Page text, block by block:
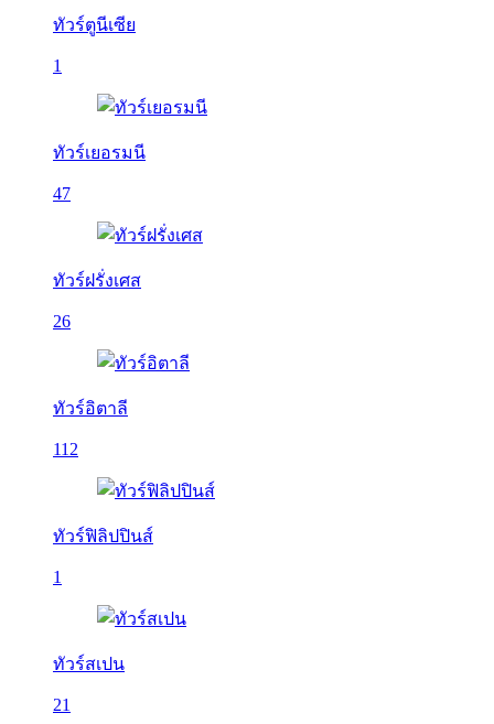
ทัวร์ตูนีเซีย
1
ทัวร์เยอรมนี
47
ทัวร์ฝรั่งเศส
26
ทัวร์อิตาลี
112
ทัวร์ฟิลิปปินส์
1
ทัวร์สเปน
21